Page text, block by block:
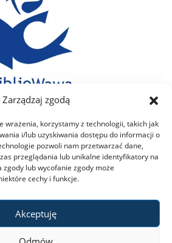
Zarządzaj zgodą
wrażenia, korzystamy z technologii, takich jak
i/lub uzyskiwania dostępu do informacji o
pozwoli nam przetwarzać dane,
przeglądania lub unikalne identyfikatory na
lub wycofanie zgody może
cechy i funkcje.
Akceptuję